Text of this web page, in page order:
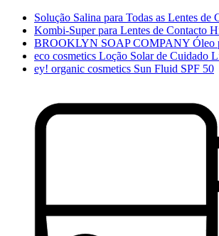
Solução Salina para Todas as Lentes de
Kombi-Super para Lentes de Contacto
BROOKLYN SOAP COMPANY Óleo
eco cosmetics Loção Solar de Cuidado
ey! organic cosmetics Sun Fluid SPF 50